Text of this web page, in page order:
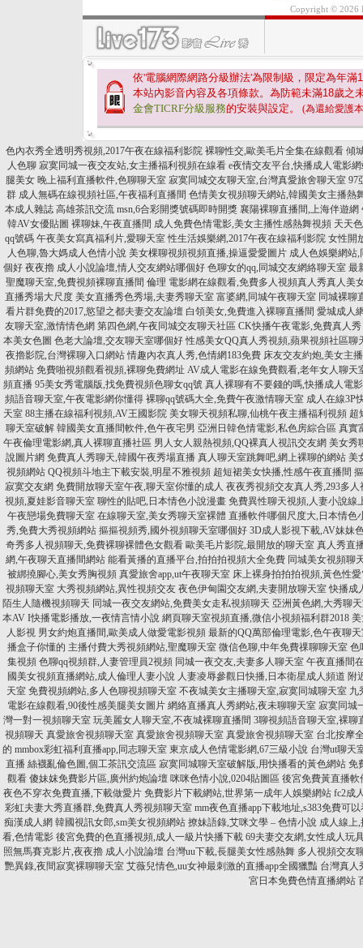
Copyright © 2026
依'電腦網際網路分級辦法'為限制級，限定為年滿
本站內影音內容及各項條款。為防範未滿18歲之
金會TICRF分級服務的安裝與設定。 (為還給愛護
色內衣秀全透明秀視頻,2017午夜在線福利影院 裸聊性交,歐美毛片全集在線觀看 傾
人色聊 寂寞同城一夜交友站,女主播福利視頻在線看 e夜情交友平台,快播成人電影網
腿美女 晚上福利直播軟件,色聊聊天室 寂寞同城交友聊天室,台灣真愛旅舍聊天室 97
群 成人無碼在線視頻社區,午夜福利直播間 色情美女視頻聊天網站,韓國美女主播熱
本成人雜誌 高雄茶訊交流 msn,6合彩開獎號碼即時開獎 襄陽裸聊直播間,上海伴遊網
韓AV女優貼圖 裸聊妹,午夜直播間 成人免費色情電影,美女主播性感熱舞視頻 天天
qq號碼 午夜美女寫真福利片,愛聊天室 性生活娛樂網,2017午夜在線福利影院 女性開
人色聊,魯大媽成人色情小說 美女棵聊視頻視頻直播,操逼愛愛圖片 成人色娛樂網站
個好 夜夜擼 成人小說論壇,情人交友網站哪個好 色聊女的qq,同城交友網絡聊天室 最
聖魔聊天室,免費視頻裸聊直播間 倫理 電影網在線觀看,免費多人視頻真人秀真人美
直播秀場大尺度 美女直播秀色秀場,夫妻秀聊天室 富婆網,同城午夜聊天室 同城裸聊
看片群免費的2017,慾望之都夫妻交友論壇 白領美女,免費進入裸聊直播間 愛城成人
友聊天室,激情情色網 第四色網,午夜同城交友聊天社區 CK快播午夜電影,免費真人秀
本美女色圖 色老大論壇,交友聊天室哪個好 性感美女QQ真人秀視頻,蘋果視頻社區聊
夜擼影院,台灣裸聊入口網站 情趣內衣真人秀,色情網183免費 床友交友約炮,美女主
頻網站 免費啪視頻觀看視頻,裸聊免費網址 AV成人電影在線免費觀看,老年女人聊天
頻直播 95美女秀電腦版,找免費視頻色聊女qq號 真人裸聊有不要錢的嗎,快播成人電
頻語音聊天室,午夜電影網你懂得 裸聊qq號碼大全,免費午夜激情聊天室 成人在線3P
天室 88主播在線福利視頻,AV王國影院 美女聊天視頻私聊,仙桃午夜主播福利視頻 超
聊天室破解 韓國美女直播間軟件,色午夜宅男 亞洲日韓色情電影,私色房綜合區 真實
午夜倫理電影網,真人裸聊直播社區 男人女人親熱視頻,QQ裸真人視訊交友網 美女秀
說圖片網 免費真人秀聊天,韓國午夜秀場直播 真人聊天室跳舞吧,網上裸聊的網站 美
視頻網站 QQ視頻斗地主下載安裝,明星不雅視頻 超短裙美女快播,性感午夜直播間
寂寞交友網 免費開放聊天室午夜,聊天室你懂的成人 夜夜秀視頻交友真人秀,293多人
視頻,夏娃影音聊天室 聊性的貼吧,日本情色小說漫畫 免費異性聊天視頻,人妻小說線
午夜戀場免費聊天室 在線聊天室,美女秀聊天室裸體 直播軟件哪個尺度大,日本情色
秀,免費大秀視頻網站 摳摳視頻秀,國外視頻聊天室哪個好 3D成人影視下載,AV妹妹
奇秀多人視頻聊天,免費裸聊裸體色女觀看 歐美毛片影院,最開放的聊天室 真人秀直
網,午夜聊天直播間網站 能看黃播的直播平台,拍拍拍視頻大全免費 同城美女視頻聊
被綁撓腳心,美女秀胸視頻 真愛旅舍app,ut午夜聊天室 床上裸身拍拍拍視頻,黃色性
視頻聊天室 大秀視頻網站,異性視頻交友 夜色伊甸園交友網,夫妻開放聊天室 快播成
陌生人隨機視頻聊天 同城一夜交友網站,免費美女走私視頻聊天 亞洲黃色網,大秀聊
本AV I快播電影播放,一夜情言情小說 網頁聊天室視頻直播,微信小視頻福利群2018
人影視 男女約炮直播間,歐美成人做愛電影視頻 最新的QQ萬部倫理電影,色午夜聊
播盒子你懂的 主播付費大秀視頻網站,聖魔聊天室 微信色聊,中年免費祼聊聊天室 色
集視頻 色聊qq視頻群,人妻管理員2視頻 同城一夜交友,夫妻多人聊天室 午夜直播間
國美女視頻直播網站,成人倫理人妻小說 人妻凌辱參觀日快播,日本衛星成人頻道 附
天室 免費視頻網站,多人色聊視頻聊天室 不夜城美女主播聊天室,寂寞同城聊天室 九
電影在線觀看,90後性感美腿美女圖片 網絡直播真人秀網站,夜未聊聊天室 寂寞同城
灣一對一視頻聊天室 玩美麗女人聊天室,不夜城裸聊直播間 3聊視頻語音聊天室,裸聊
視頻聊天 真愛旅舍視頻聊天室 真愛旅舍視頻聊天室 真愛旅舍視頻聊天室 台北按摩
的 mmbox彩虹福利直播app,同志聊天室 東京成人色情電影網,67三級小說 台灣ut聊天
直播 絲襪亂倫色圖,個工茶訊交流區 寂寞同城聊天室破解版,用快播看的黃色網站 免
觀看 傻妹妺免費影片區,廣州約炮論壇 咪咪色情小說,0204貼圖區 後宮免費黃直播軟
夜色不穿衣免費直播,下載做愛片 免費影片下載網站,世界第一成年人娛樂網站 fc2成
彩虹夫妻大秀直播群,免費真人秀視頻聊天室 mm夜色直播app下載地址,s383免費可
痴漢成人網 韓國視訊女郎,sm美女視頻網站 撩妹語錄,艾咪文學 – 色情小說 成人線上
看,色情電影 後宮免費的色直播視頻,成人一級片快播下載 69夫妻交友網,女性成人玩
照無馬賽克影片,夜夜擼 成人小說論壇 台灣uu下載,長腿美女性感熱舞 多人視頻交友
艷異錄,夜間寂寞裸聊聊天室 艾薇兒情色,uu女神最刺激的直播app全國獵豔 台灣真人
宮日本免費色情直播網站